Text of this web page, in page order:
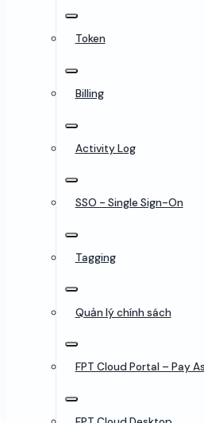
Token
Billing
Activity Log
SSO - Single Sign-On
Tagging
Quản lý chính sách
FPT Cloud Portal – Pay